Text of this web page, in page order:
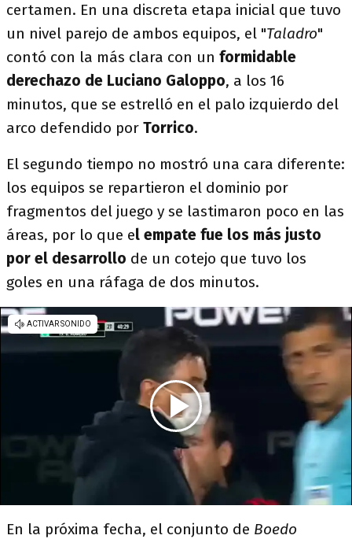
certamen. En una discreta etapa inicial que tuvo
un nivel parejo de ambos equipos, el "Taladro"
contó con la más clara con un formidable
derechazo de Luciano Galoppo, a los 16
minutos, que se estrelló en el palo izquierdo del
arco defendido por Torrico.
El segundo tiempo no mostró una cara diferente:
los equipos se repartieron el dominio por
fragmentos del juego y se lastimaron poco en las
áreas, por lo que el empate fue los más justo
por el desarrollo de un cotejo que tuvo los
goles en una ráfaga de dos minutos.
En la próxima fecha, el conjunto de Boedo